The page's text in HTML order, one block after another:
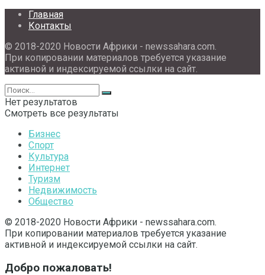
Главная
Контакты
© 2018-2020 Новости Африки - newssahara.com.
При копировании материалов требуется указание
активной и индексируемой ссылки на сайт.
Нет результатов
Смотреть все результаты
Бизнес
Спорт
Культура
Интернет
Туризм
Недвижимость
Общество
© 2018-2020 Новости Африки - newssahara.com.
При копировании материалов требуется указание
активной и индексируемой ссылки на сайт.
Добро пожаловать!